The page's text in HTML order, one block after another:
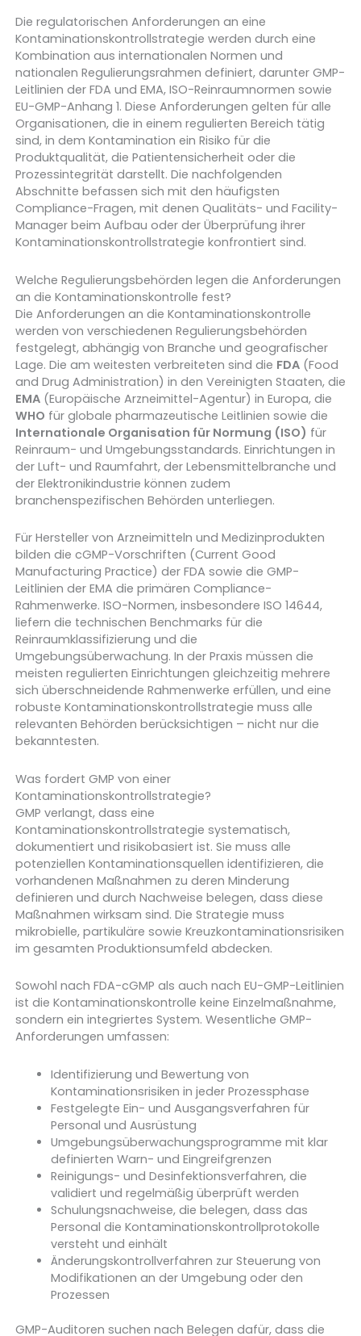
Die regulatorischen Anforderungen an eine
Kontaminationskontrollstrategie werden durch eine
Kombination aus internationalen Normen und
nationalen Regulierungsrahmen definiert, darunter GMP-
Leitlinien der FDA und EMA, ISO-Reinraumnormen sowie
EU-GMP-Anhang 1. Diese Anforderungen gelten für alle
Organisationen, die in einem regulierten Bereich tätig
sind, in dem Kontamination ein Risiko für die
Produktqualität, die Patientensicherheit oder die
Prozessintegrität darstellt. Die nachfolgenden
Abschnitte befassen sich mit den häufigsten
Compliance-Fragen, mit denen Qualitäts- und Facility-
Manager beim Aufbau oder der Überprüfung ihrer
Kontaminationskontrollstrategie konfrontiert sind.
Welche Regulierungsbehörden legen die Anforderungen
an die Kontaminationskontrolle fest?
Die Anforderungen an die Kontaminationskontrolle
werden von verschiedenen Regulierungsbehörden
festgelegt, abhängig von Branche und geografischer
Lage. Die am weitesten verbreiteten sind die FDA(Food
and Drug Administration) in den Vereinigten Staaten, die
EMA(Europäische Arzneimittel-Agentur) in Europa, die
WHO für globale pharmazeutische Leitlinien sowie die
Internationale Organisation für Normung (ISO) für
Reinraum- und Umgebungsstandards. Einrichtungen in
der Luft- und Raumfahrt, der Lebensmittelbranche und
der Elektronikindustrie können zudem
branchenspezifischen Behörden unterliegen.
Für Hersteller von Arzneimitteln und Medizinprodukten
bilden die cGMP-Vorschriften (Current Good
Manufacturing Practice) der FDA sowie die GMP-
Leitlinien der EMA die primären Compliance-
Rahmenwerke. ISO-Normen, insbesondere ISO 14644,
liefern die technischen Benchmarks für die
Reinraumklassifizierung und die
Umgebungsüberwachung. In der Praxis müssen die
meisten regulierten Einrichtungen gleichzeitig mehrere
sich überschneidende Rahmenwerke erfüllen, und eine
robuste Kontaminationskontrollstrategie muss alle
relevanten Behörden berücksichtigen – nicht nur die
bekanntesten.
Was fordert GMP von einer
Kontaminationskontrollstrategie?
GMP verlangt, dass eine
Kontaminationskontrollstrategie systematisch,
dokumentiert und risikobasiert ist. Sie muss alle
potenziellen Kontaminationsquellen identifizieren, die
vorhandenen Maßnahmen zu deren Minderung
definieren und durch Nachweise belegen, dass diese
Maßnahmen wirksam sind. Die Strategie muss
mikrobielle, partikuläre sowie Kreuzkontaminationsrisiken
im gesamten Produktionsumfeld abdecken.
Sowohl nach FDA-cGMP als auch nach EU-GMP-Leitlinien
ist die Kontaminationskontrolle keine Einzelmaßnahme,
sondern ein integriertes System. Wesentliche GMP-
Anforderungen umfassen:
Identifizierung und Bewertung von
Kontaminationsrisiken in jeder Prozessphase
Festgelegte Ein- und Ausgangsverfahren für
Personal und Ausrüstung
Umgebungsüberwachungsprogramme mit klar
definierten Warn- und Eingreifgrenzen
Reinigungs- und Desinfektionsverfahren, die
validiert und regelmäßig überprüft werden
Schulungsnachweise, die belegen, dass das
Personal die Kontaminationskontrollprotokolle
versteht und einhält
Änderungskontrollverfahren zur Steuerung von
Modifikationen an der Umgebung oder den
Prozessen
GMP-Auditoren suchen nach Belegen dafür, dass die